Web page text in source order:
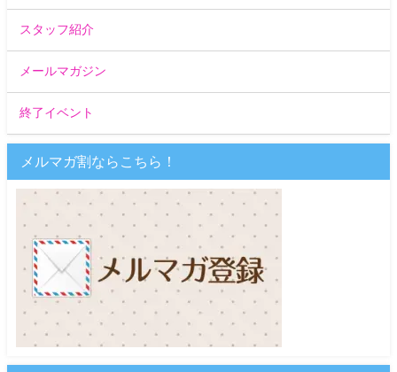
スタッフ紹介
メールマガジン
終了イベント
メルマガ割ならこちら！